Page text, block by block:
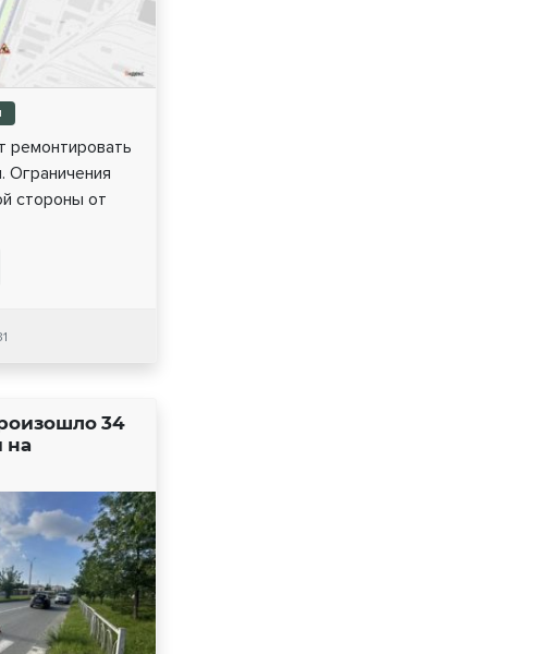
ремонтировать
Ограничения
стороны от
34
на